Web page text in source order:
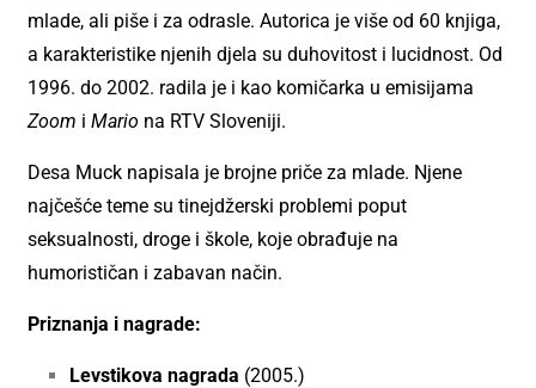
mlade, ali piše i za odrasle. Autorica je više od 60 knjiga,
a karakteristike njenih djela su duhovitost i lucidnost. Od
1996. do 2002. radila je i kao komičarka u emisijama
Zoom iMario na RTV Sloveniji.
Desa Muck napisala je brojne priče za mlade. Njene
najčešće teme su tinejdžerski problemi poput
seksualnosti, droge i škole, koje obrađuje na
humorističan i zabavan način.
Priznanja i nagrade:
Levstikova nagrada (2005.)